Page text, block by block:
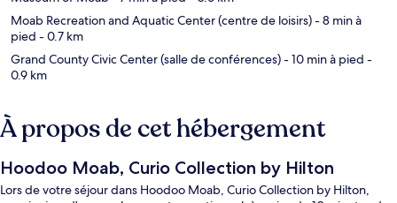
Moab Recreation and Aquatic Center (centre de loisirs)- 8 min à
pied - 0.7 km
Grand County Civic Center (salle de conférences)- 10 min à pied -
0.9 km
À propos de cet hébergement
Hoodoo Moab, Curio Collection by Hilton
Lors de votre séjour dans Hoodoo Moab, Curio Collection by Hilton,